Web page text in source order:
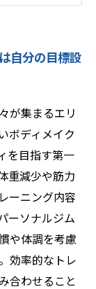
の継続し
とめ〜あな
押さえてお
自分の目標設
が集まるエリ
ボディメイク
を目指す第一
重減少や筋力
ーニング内容
ーソナルジム
や体調を考慮
効率的なトレ
合わせること